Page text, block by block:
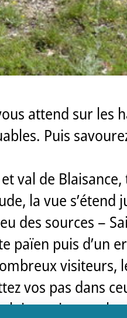
attend sur les
Puis
val de
la vue s’étend
des sources –
païen puis d’un
visiteurs,
vos pas dans
et vivre un